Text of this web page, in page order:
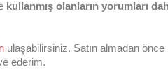
kullanmış olanların yorumları
ulaşabilirsiniz. Satın almadan önce
ederim.